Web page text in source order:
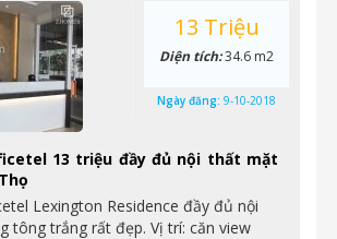
13 triệu đầy đủ nội thất mặt
Lexington Residence đầy đủ nội
tông trắng rất đẹp. Vị trí: căn view
13 Triệu
Diện tích:34.6 m2
Ngày đăng: 9-10-2018